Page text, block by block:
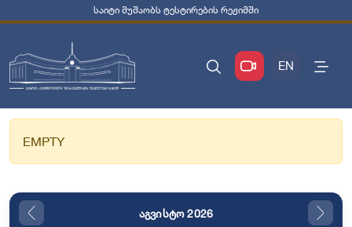
საიტი მუშაობს ტესტირების რეჟიმში
EN
EMPTY
აგვისტო 2026